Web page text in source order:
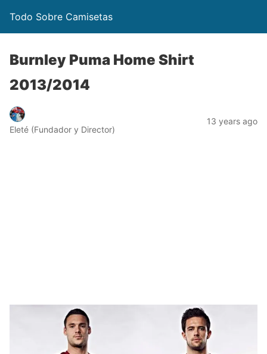
Todo Sobre Camisetas
Burnley Puma Home Shirt
2013/2014
Eleté (Fundador y Director)
13 years ago